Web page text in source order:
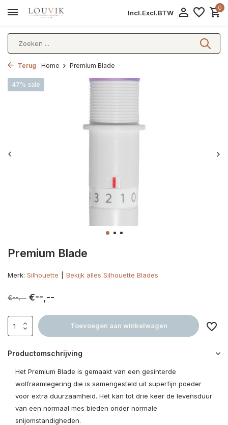
Incl.Excl.BTW
0
Terug Home Premium Blade
Premium Blade
47% sale
Merk: Silhouette Bekijk alles Silhouette Blades
€--,-- €--,--
Toevoegen aan winkelwagen
Productomschrijving
Het Premium Blade is gemaakt van een gesinterde
wolfraamlegering die is samengesteld uit superfijn poeder
voor extra duurzaamheid. Het kan tot drie keer de levensduur
van een normaal mes bieden onder normale
snijomstandigheden.